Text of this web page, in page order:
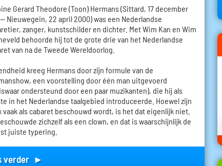
Gerard Theodore (Toon) Hermans (Sittard, 17 december
— Nieuwegein, 22 april 2000) was een Nederlandse
zanger, kunstschilder en dichter. Met Wim Kan en Wim
behoorde hij tot de grote drie van het Nederlandse
van na de Tweede Wereldoorlog.
kreeg Hermans door zijn formule van de
een voorstelling door één man uitgevoerd
ondersteund door een paar muzikanten), die hij als
in het Nederlandse taalgebied introduceerde. Hoewel zijn
vaak als cabaret beschouwd wordt, is het dat eigenlijk niet.
zichzelf als een clown, en dat is waarschijnlijk de
juiste typering.
verder ►